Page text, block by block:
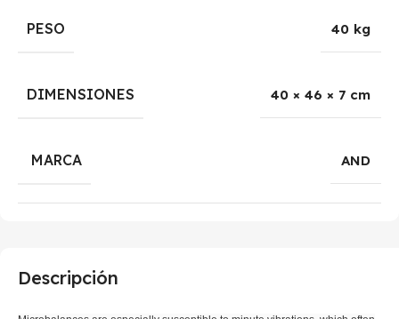
Descripción
PESO 40 kg
DIMENSIONES 40 × 46 × 7 cm
MARCA AND